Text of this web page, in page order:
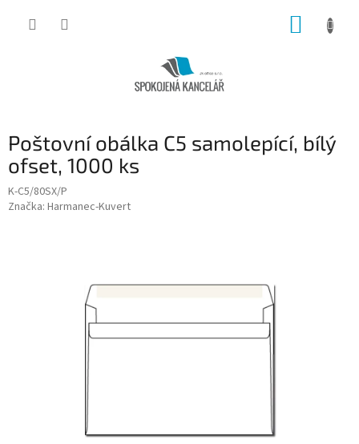
Poštovní obálka C5 samolepící, bílý
ofset, 1000 ks
K-C5/80SX/P
Značka: Harmanec-Kuvert